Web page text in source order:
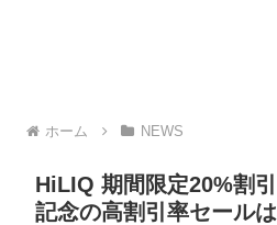
ホーム NEWS
HiLIQ 期間限定20%割
記念の高割引率セール